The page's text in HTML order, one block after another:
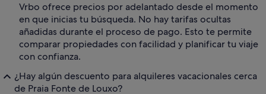
Vrbo ofrece precios por adelantado desde el momento
en que inicias tu búsqueda. No hay tarifas ocultas
añadidas durante el proceso de pago. Esto te permite
comparar propiedades con facilidad y planificar tu viaje
con confianza.
¿Hay algún descuento para alquileres vacacionales cerca
de Praia Fonte de Louxo?